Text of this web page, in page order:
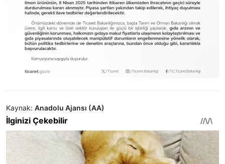
Kaynak: Anadolu Ajansı (AA)